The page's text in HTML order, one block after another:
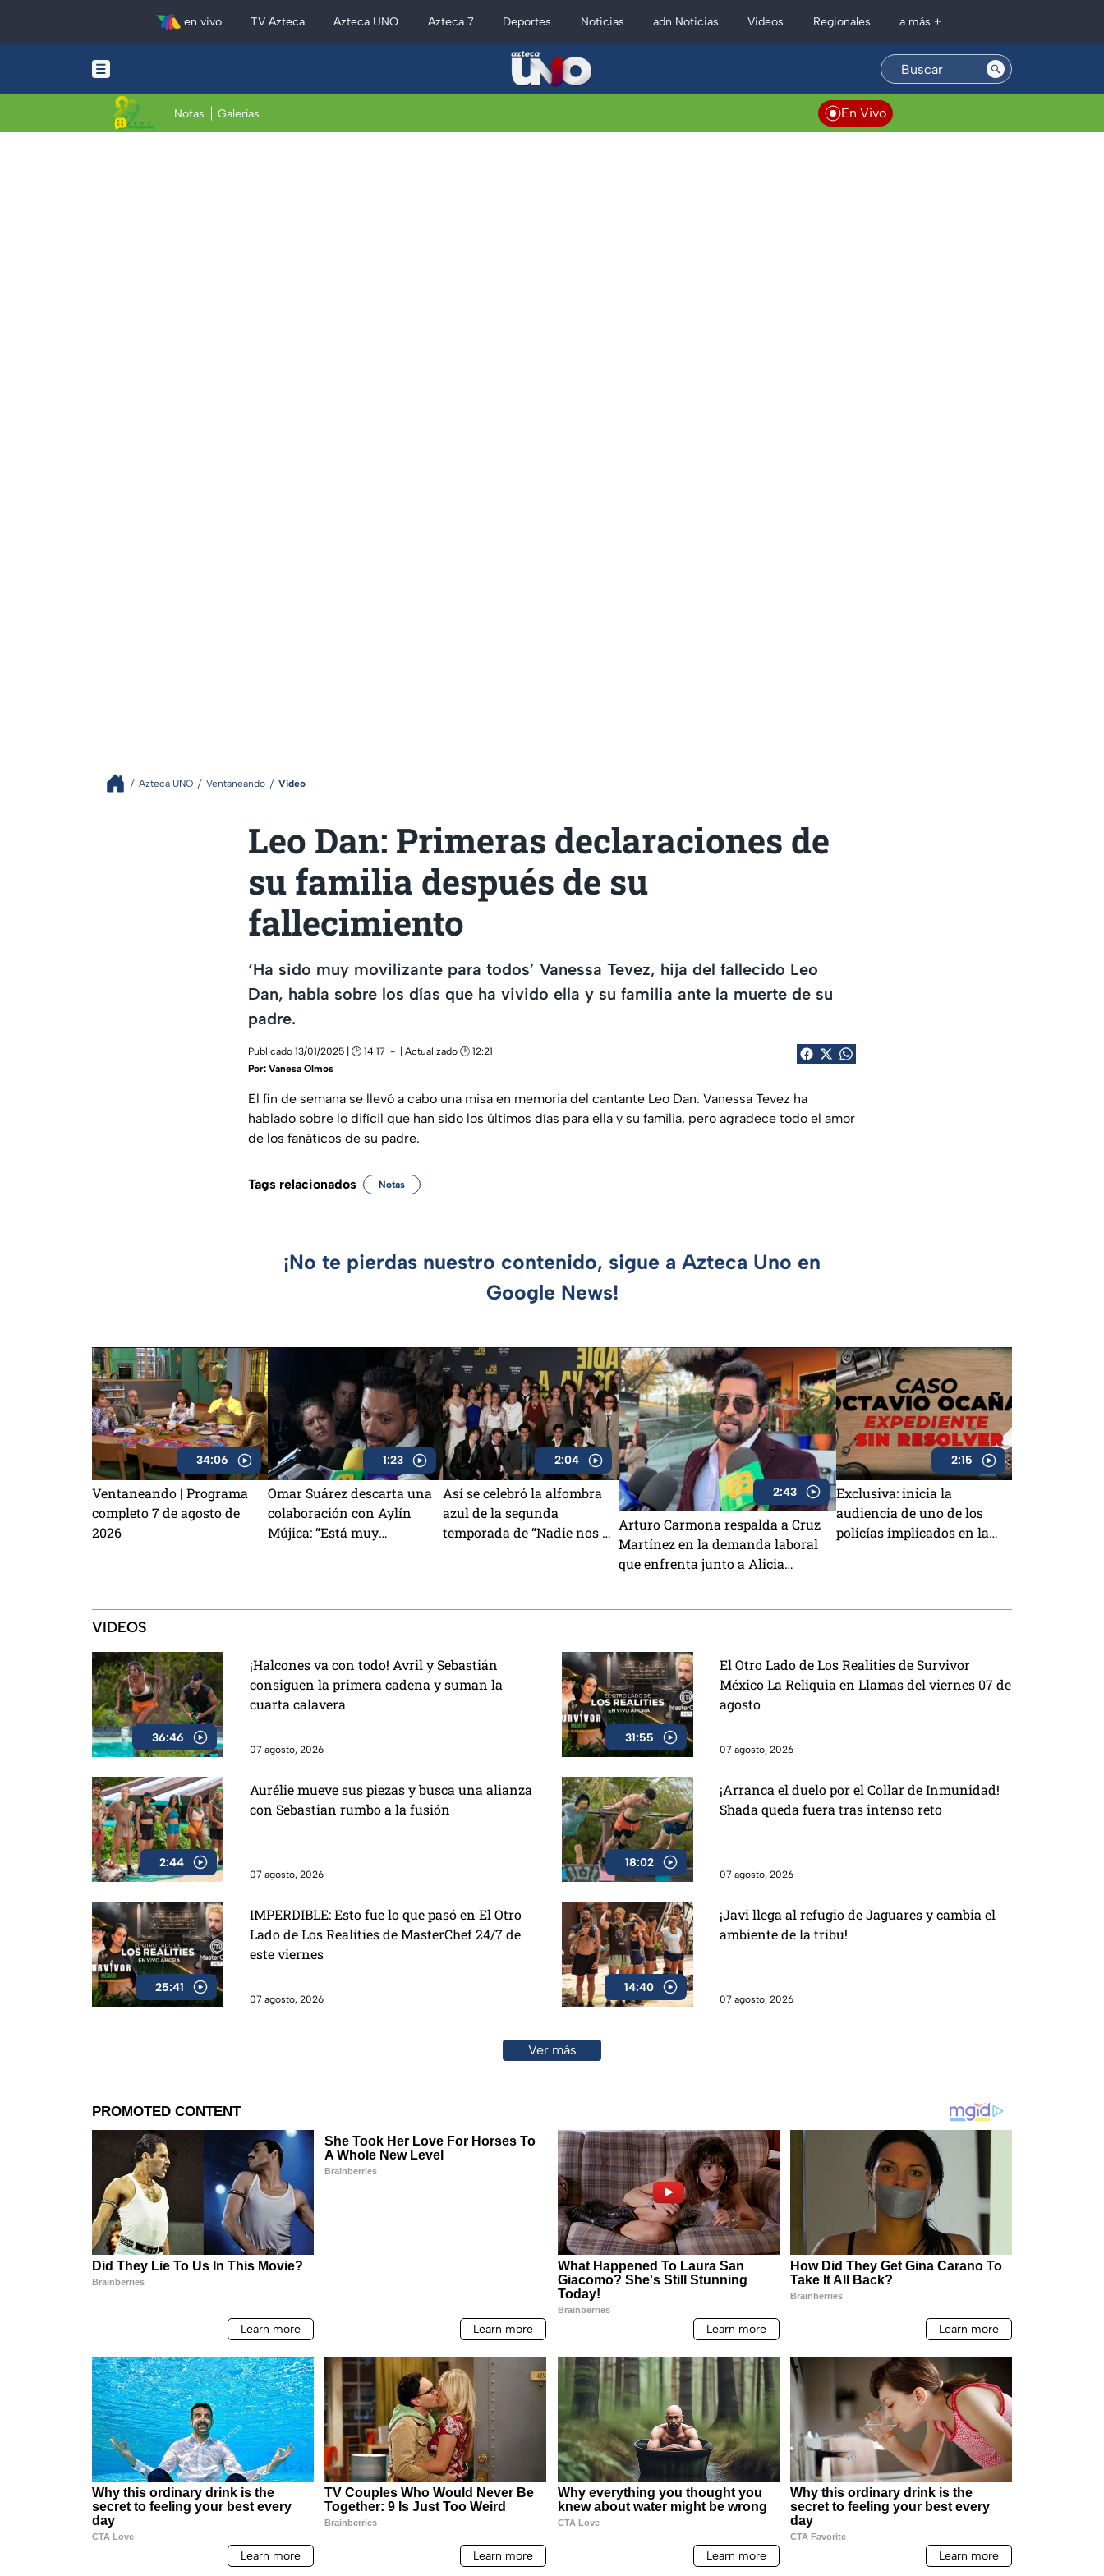
en vivo TV Azteca Azteca UNO Azteca 7 Deportes Noticias adn Noticias Videos Regionales a más +
Notas Galerías En Vivo
Azteca UNO Ventaneando Video
Leo Dan: Primeras declaraciones de
su familia después de su
fallecimiento
‘Ha sido muy movilizante para todos’ Vanessa Tevez, hija del fallecido Leo
Dan, habla sobre los días que ha vivido ella y su familia ante la muerte de su
padre.
Publicado 13/01/2025 | 🕑 14:17
| Actualizado 🕑 12:21
Por: Vanesa Olmos
El fin de semana se llevó a cabo una misa en memoria del cantante Leo Dan. Vanessa Tevez ha
hablado sobre lo difícil que han sido los últimos días para ella y su familia, pero agradece todo el amor
de los fanáticos de su padre.
Tags relacionados Notas
¡No te pierdas nuestro contenido, sigue a Azteca Uno en
Google News!
34:06
Ventaneando | Programa
completo 7 de agosto de
2026
1:23
Omar Suárez descarta una
colaboración con Aylín
Mújica: “Está muy
2:04
Así se celebró la alfombra
azul de la segunda
temporada de “Nadie nos va
2:43
Arturo Carmona respalda a Cruz
Martínez en la demanda laboral
que enfrenta junto a Alicia
2:15
Exclusiva: inicia la
audiencia de uno de los
policías implicados en la
VIDEOS
36:46
¡Halcones va con todo! Avril y Sebastián
consiguen la primera cadena y suman la
cuarta calavera
07 agosto, 2026
31:55
El Otro Lado de Los Realities de Survivor
México La Reliquia en Llamas del viernes 07 de
agosto
07 agosto, 2026
2:44
Aurélie mueve sus piezas y busca una alianza
con Sebastian rumbo a la fusión
07 agosto, 2026
18:02
¡Arranca el duelo por el Collar de Inmunidad!
Shada queda fuera tras intenso reto
07 agosto, 2026
25:41
IMPERDIBLE: Esto fue lo que pasó en El Otro
Lado de Los Realities de MasterChef 24/7 de
este viernes
07 agosto, 2026
14:40
¡Javi llega al refugio de Jaguares y cambia el
ambiente de la tribu!
07 agosto, 2026
Ver más